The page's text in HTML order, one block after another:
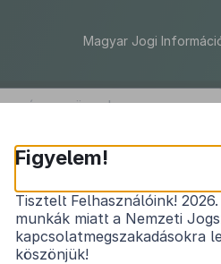
Magyar Jogi
27/
a nemzetgazdasági
Figyelem!
Tisztelt Felhasználóink!
munkák miatt a Nemzeti
kapcsolatmegszakadásokra
köszönjük!